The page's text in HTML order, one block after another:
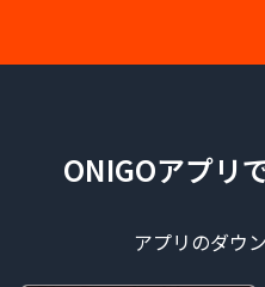
ONIGOアプリ
アプリのダウ